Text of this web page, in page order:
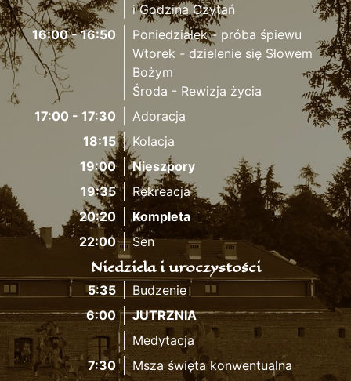
i Godzina Czytań
16:00 - 16:50
Poniedziałek - próba śpiewu
Wtorek - dzielenie się Słowem
Bożym
Środa - Rewizja życia
17:00 - 17:30
Adoracja
18:15
Kolacja
19:00
Nieszpory
19:35
Rekreacja
20:20
Kompleta
22:00
Sen
Niedziela i uroczystości
5:35
Budzenie
6:00
JUTRZNIA
Medytacja
7:30
Msza święta konwentualna